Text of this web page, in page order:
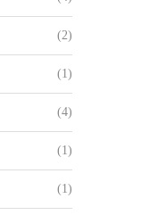
(2)
(1)
(4)
(1)
(1)